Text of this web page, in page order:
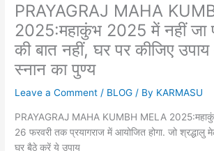
PRAYAGRAJ MAHA
2025:महाकुंभ 2025 में नहीं जा
की बात नहीं, घर पर कीजिए
स्नान का पुण्य
Leave a Comment / BLOG / By KARMASU
PRAYAGRAJ MAHA KUMBH MELA
26 फरवरी तक प्रयागराज में आयोजित होगा. जो
घर बैठे करें ये उपाय